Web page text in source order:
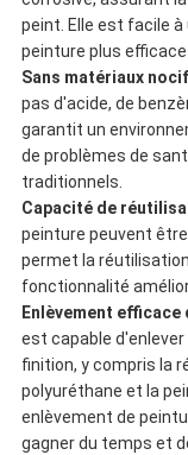
peint. Elle est facile
peinture plus
Sans matériaux
pas d'acide, de
garantit un
de problèmes de
traditionnels.
Capacité de
peinture peuvent
permet la
fonctionnalité
Enlèvement efficace
est capable
finition, y compris la
polyuréthane et la
enlèvement de
gagner du temps et